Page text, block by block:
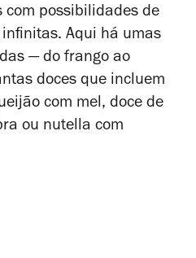
possibilidades de
Aqui há umas
— do frango ao
doces que incluem
com mel, doce de
ou nutella com